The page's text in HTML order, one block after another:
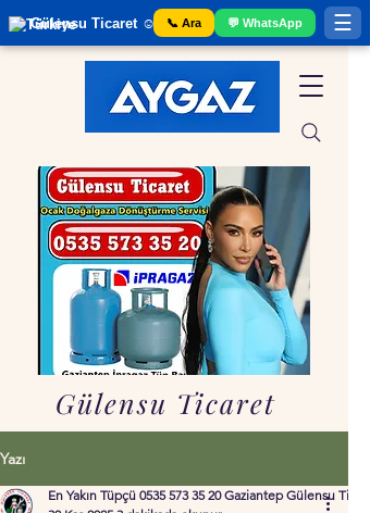
Gülensu Ticaret ☺️ Gaziantep Tüp Bayii
📞 Ara 💬 WhatsApp ☰
Gülensu Ticaret
Yazı
En Yakın Tüpçü 0535 573 35 20 Gaziantep Gülensu Ticaret